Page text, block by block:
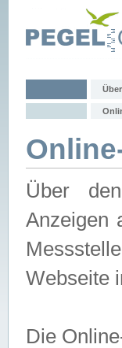
Über
Anzeigen
Webseite
Die